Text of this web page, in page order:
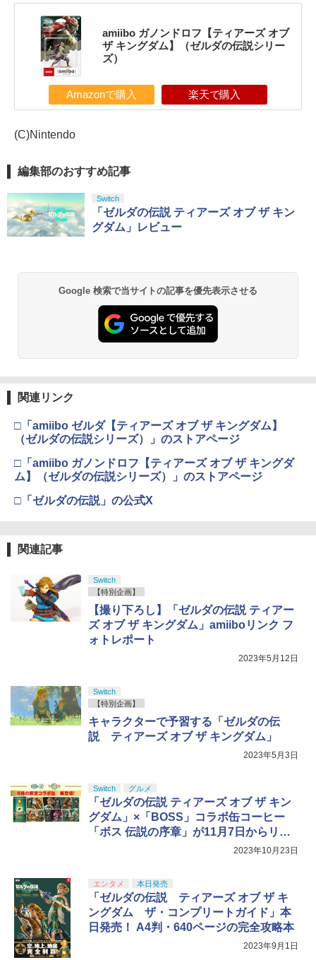
amiibo ガノンドロフ【ティアーズ オブ
ザ キングダム】（ゼルダの伝説シリー
ズ）
Amazonで購入 楽天で購入
(C)Nintendo
編集部のおすすめ記事
Switch
「ゼルダの伝説 ティアーズ オブ ザ キン
グダム」レビュー
Google 検索で当サイトの記事を優先表示させる
関連リンク
□「amiibo ゼルダ【ティアーズ オブ ザ キングダム】
（ゼルダの伝説シリーズ）」のストアページ
□「amiibo ガノンドロフ【ティアーズ オブ ザ キングダ
ム】（ゼルダの伝説シリーズ）」のストアページ
□「ゼルダの伝説」の公式X
関連記事
Switch
【特別企画】
【撮り下ろし】「ゼルダの伝説 ティアー
ズ オブ ザ キングダム」amiiboリンク フ
ォトレポート
2023年5月12日
Switch
【特別企画】
キャラクターで予習する「ゼルダの伝
説 ティアーズ オブ ザ キングダム」
2023年5月3日
Switch グルメ
「ゼルダの伝説 ティアーズ オブ ザ キン
グダム」×「BOSS」コラボ缶コーヒー
「ボス 伝説の序章」が11月7日からリニ
2023年10月23日
エンタメ 本日発売
「ゼルダの伝説 ティアーズ オブ ザ キ
ングダム ザ・コンプリートガイド」本
日発売！ A4判・640ページの完全攻略本
2023年9月1日